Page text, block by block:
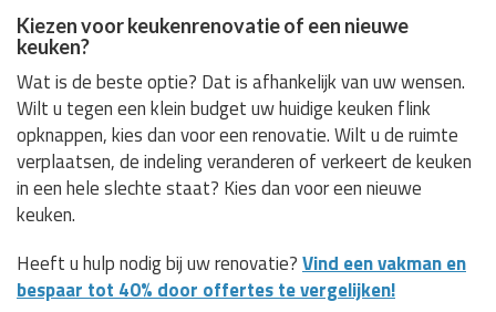
Kiezen voor keukenrenovatie of een nieuwe
keuken?
Wat is de beste optie? Dat is afhankelijk van uw wensen.
Wilt u tegen een klein budget uw huidige keuken flink
opknappen, kies dan voor een renovatie. Wilt u de ruimte
verplaatsen, de indeling veranderen of verkeert de keuken
in een hele slechte staat? Kies dan voor een nieuwe
keuken.
Heeft u hulp nodig bij uw renovatie?Vind een vakman en
bespaar tot 40% door offertes te vergelijken!